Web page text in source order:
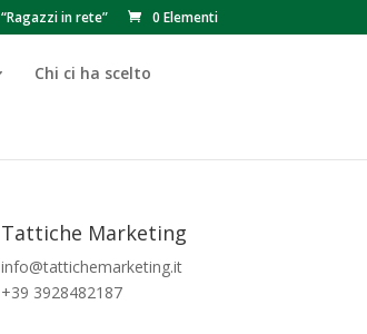
“Ragazzi in rete” 0 Elementi
Chi ci ha scelto
Tattiche Marketing
info@tattichemarketing.it
+39 3928482187